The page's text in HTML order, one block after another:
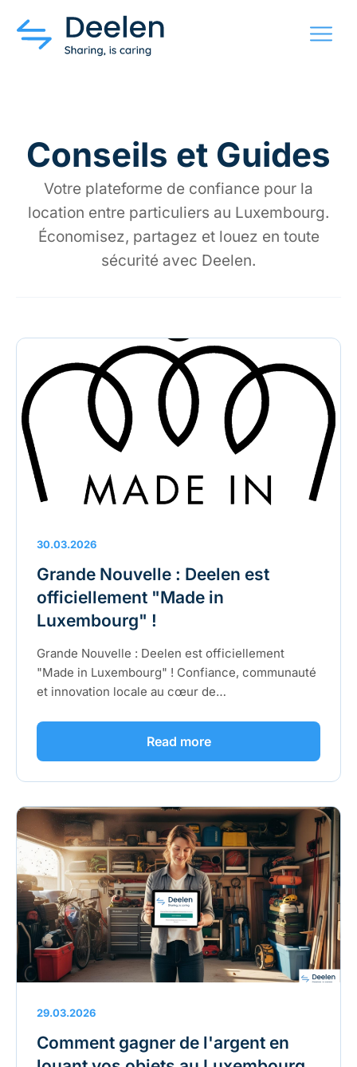
MENU
Conseils et Guides
Votre plateforme de confiance pour la
location entre particuliers au Luxembourg.
Économisez, partagez et louez en toute
sécurité avec Deelen.
30.03.2026
Grande Nouvelle : Deelen est
officiellement "Made in
Luxembourg" !
Grande Nouvelle : Deelen est officiellement
"Made in Luxembourg" ! Confiance, communauté
et innovation locale au cœur de…
Read more
29.03.2026
Comment gagner de l'argent en